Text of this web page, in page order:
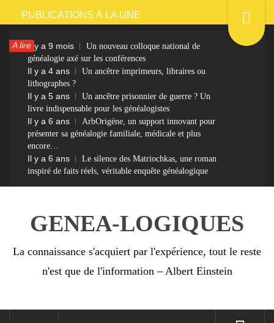
Passer
contenu
PUBLICATIONS À LA UNE
A lireIl y a 9 mois
Un nouveau colloque national de
généalogie axé sur les conférences
Il y a 4 ans
Un ancêtre imprimeurs, libraires ou
lithographes ?
Il y a 5 ans
Un ancêtre prisonnier de guerre ? Un
livre indispensable pour les généalogistes
Il y a 6 ans
ArbOrigène, un support innovant pour
présenter sa généalogie familiale, médicale et plus
encore…
Il y a 6 ans
Le silence des Matriochkas, une roman
inspiré de faits réels, véritable enquête généalogique
GENEA-LOGIQUES
La connaissance s'acquiert par l'expérience, tout le reste
n'est que de l'information – Albert Einstein